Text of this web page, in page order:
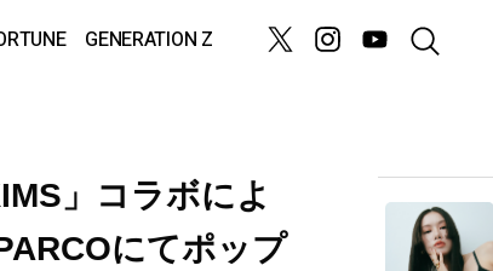
GENERATION Z
」コラボによ
にてポップ